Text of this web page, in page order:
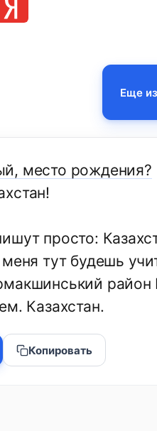
Еще
место рождения?
просто:
тут будешь
район
Казахстан.
Копировать